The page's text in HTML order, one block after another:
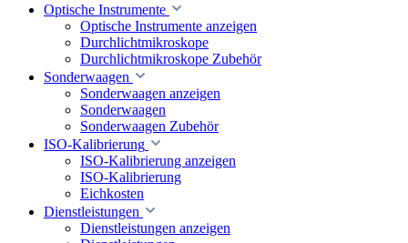
Optische Instrumente
Optische Instrumente anzeigen
Durchlichtmikroskope
Durchlichtmikroskope Zubehör
Sonderwaagen
Sonderwaagen anzeigen
Sonderwaagen
Sonderwaagen Zubehör
ISO-Kalibrierung
ISO-Kalibrierung anzeigen
ISO-Kalibrierung
Eichkosten
Dienstleistungen
Dienstleistungen anzeigen